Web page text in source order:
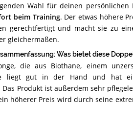
Wahl für deinen persönlichen
beim Training. Der etwas höhere
gerechtfertigt und macht sie zu
gleichermaßen.
Was bietet diese
die aus Biothane, einem
liegt gut in der Hand und hat
Produkt ist außerdem sehr
höherer Preis wird durch seine